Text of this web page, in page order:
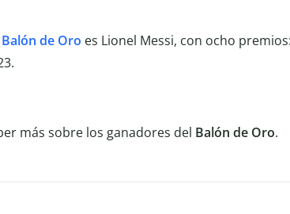
Balón de Oro es Lionel Messi, con ocho
más sobre los ganadores del Balón de Oro.